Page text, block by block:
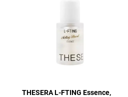
THESERA L-FTING Essence,